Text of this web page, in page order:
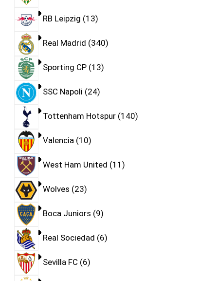
RB Leipzig 13
Real Madrid 340
Sporting CP 13
SSC Napoli 24
Tottenham Hotspur 140
Valencia 10
West Ham United 11
Wolves 23
Boca Juniors 9
Real Sociedad 6
Sevilla FC 6